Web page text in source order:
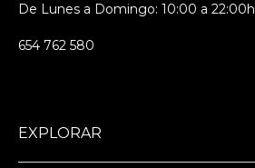
De Lunes a Domingo: 10:00 a 22:00h
654 762 580
EXPLORAR